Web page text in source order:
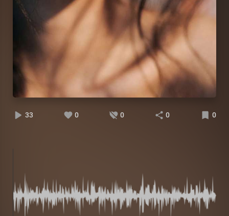
33 0 0 0 0